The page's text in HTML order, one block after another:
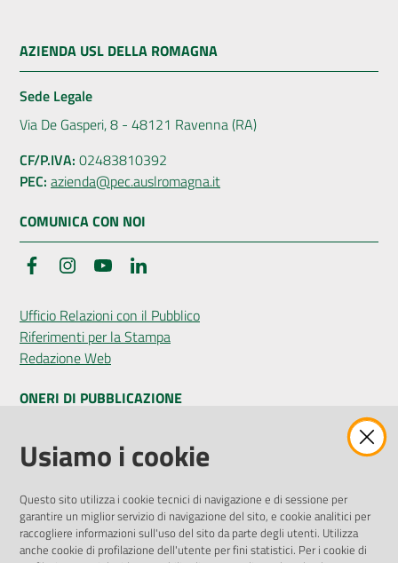
AZIENDA USL DELLA ROMAGNA
Sede Legale
Via De Gasperi, 8 - 48121 Ravenna (RA)
CF/P.IVA: 02483810392
PEC: azienda@pec.auslromagna.it
COMUNICA CON NOI
FacebookInstagramYouTube
Ufficio Relazioni con il Pubblico
Riferimenti per la Stampa
Redazione Web
ONERI DI PUBBLICAZIONE
Amministrazione Trasparente
Pubblicità legale
Privacy Policy
Attuazione Misure PNRR
Liste di Attesa
Usiamo i cookie
Questo sito utilizza i cookie tecnici di navigazione e di sessione per
garantire un miglior servizio di navigazione del sito, e cookie analitici per
raccogliere informazioni sull'uso del sito da parte degli utenti. Utilizza
anche cookie di profilazione dell'utente per fini statistici. Per i cookie di